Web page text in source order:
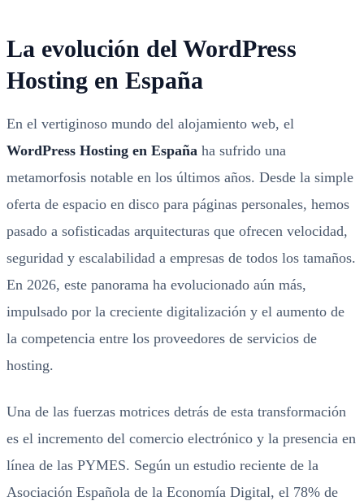
La evolución del WordPress
Hosting en España
En el vertiginoso mundo del alojamiento web, el
WordPress Hosting en España ha sufrido una
metamorfosis notable en los últimos años. Desde la simple
oferta de espacio en disco para páginas personales, hemos
pasado a sofisticadas arquitecturas que ofrecen velocidad,
seguridad y escalabilidad a empresas de todos los tamaños.
En 2026, este panorama ha evolucionado aún más,
impulsado por la creciente digitalización y el aumento de
la competencia entre los proveedores de servicios de
hosting.
Una de las fuerzas motrices detrás de esta transformación
es el incremento del comercio electrónico y la presencia en
línea de las PYMES. Según un estudio reciente de la
Asociación Española de la Economía Digital, el 78% de